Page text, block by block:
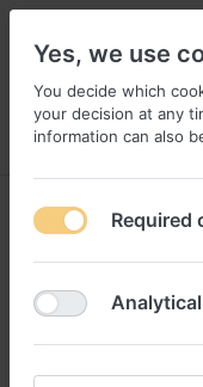
Menu Log in
valtrex
avec ou
Yes, we use
You decide which
your decision at any
information can also
Required